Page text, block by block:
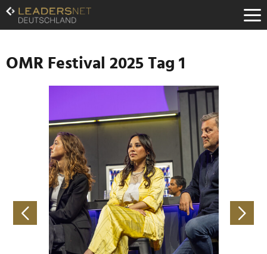
Zum
Inhalt
Zur
Navigation
Zur
Hauptnavigation
OMR Festival 2025 Tag 1